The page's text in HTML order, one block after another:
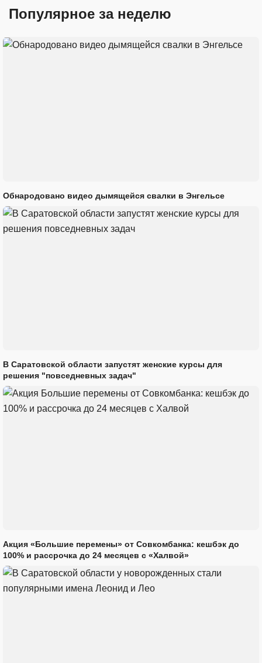
Популярное за неделю
Обнародовано видео дымящейся свалки в Энгельсе
В Саратовской области запустят женские курсы для
решения "повседневных задач"
Акция «Большие перемены» от Совкомбанка: кешбэк до
100% и рассрочка до 24 месяцев с «Халвой»